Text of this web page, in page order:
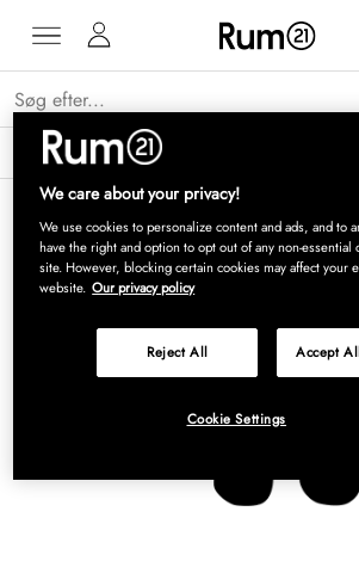
Få 15 % på Grythyttan Stålmöbler* →
We care about your privacy!
We use cookies to personalize content and ads, and to
have the right and option to opt out of any non-
site. However, blocking certain cookies may affect your
website. Our privacy policy
Reject All Accept
Cookie Settings